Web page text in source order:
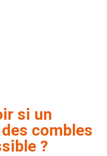
si un
combles
?